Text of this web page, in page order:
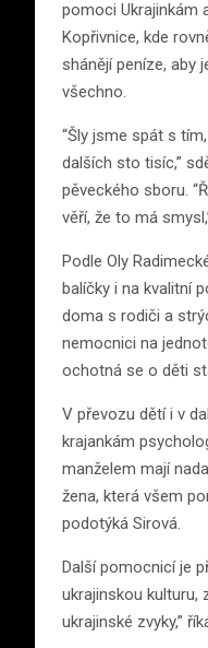
pomoci Ukrajinkám
Kopřivnice, kde
shánějí peníze, aby
všechno.
“Šly jsme spát s
dalších sto tisíc,”
pěveckého sboru.
věří, že to má
Podle Oly
balíčky i na kvalitní
doma s rodiči a
nemocnici na
ochotná se o děti
V převozu dětí i v
krajankám
manželem mají
žena, která všem
podotýká Sirová.
Další pomocnicí je
ukrajinskou kulturu,
ukrajinské zvyky,”